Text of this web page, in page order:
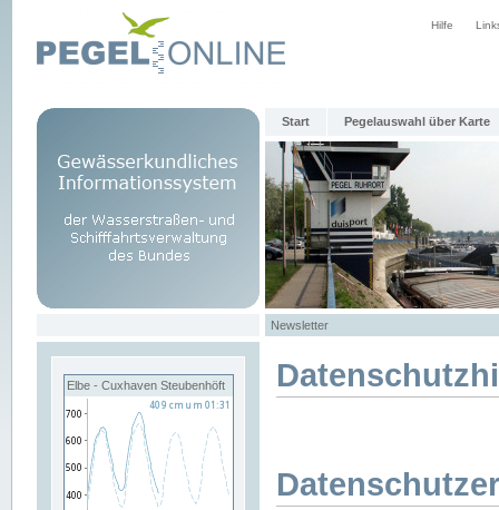
Hilfe
Start Pegelauswahl über Karte
Newsletter
Elbe - Cuxhaven Steubenhöft